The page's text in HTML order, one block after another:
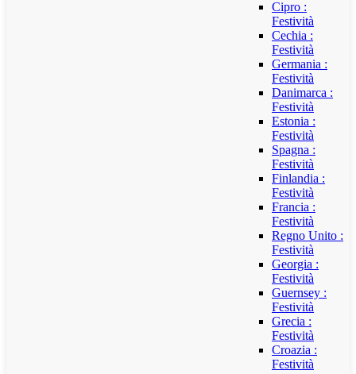
Cipro :
Festività
Cechia :
Festività
Germania :
Festività
Danimarca :
Festività
Estonia :
Festività
Spagna :
Festività
Finlandia :
Festività
Francia :
Festività
Regno Unito :
Festività
Georgia :
Festività
Guernsey :
Festività
Grecia :
Festività
Croazia :
Festività